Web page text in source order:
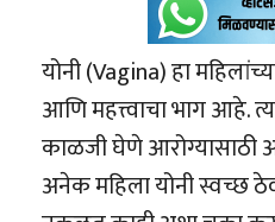
योनी (Vagina) हा
आणि महत्त्वाचा भाग आहे.
काळजी घेणे
अनेक महिला योनी स्वच्छ